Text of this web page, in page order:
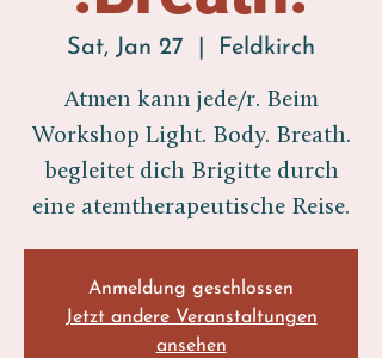
Sat, Jan 27 Feldkirch
Atmen kann jede/r. Beim
Workshop Light. Body. Breath.
begleitet dich Brigitte durch
eine atemtherapeutische Reise.
Anmeldung geschlossen
Jetzt andere Veranstaltungen
ansehen